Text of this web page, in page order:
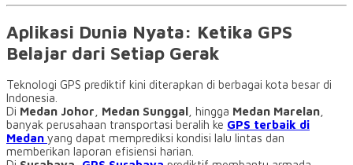
Aplikasi Dunia Nyata: Ketika GPS
Belajar dari Setiap Gerak
Teknologi GPS prediktif kini diterapkan di berbagai kota besar di
Indonesia.
Di Medan Johor Medan Sunggal , hingga Medan Marelan
banyak perusahaan transportasi beralih ke GPS terbaik di
Medan yang dapat memprediksi kondisi lalu lintas dan
memberikan laporan efisiensi harian.